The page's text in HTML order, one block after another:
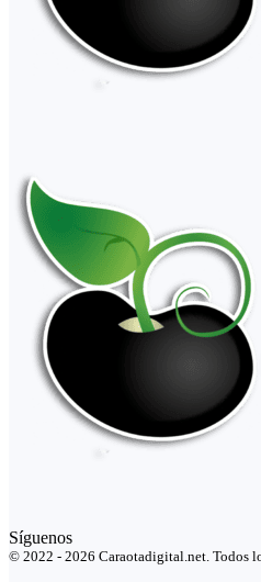
Síguenos
© 2022 - 2026 Caraotadigital.net. Todos